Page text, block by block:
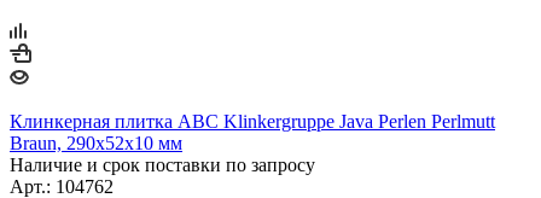
Клинкерная плитка ABC Klinkergruppe Java Perlen Perlmutt
Braun, 290х52х10 мм
Наличие и срок поставки по запросу
Арт.: 104762